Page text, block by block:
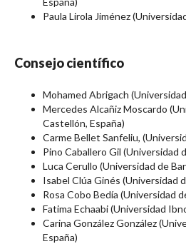
Paula Lirola Jiménez
Consejo científico
Mohamed Abrigach
Mercedes Alcañiz Moscardo
Castellón, España)
Carme Bellet Sanfeliu,
Pino Caballero Gil (Universidad
Luca Cerullo (Universidad de
Isabel Clúa Ginés (Universidad
Rosa Cobo Bedía (Universidad
Fatima Echaabi (Universidad
Carina González González
España)